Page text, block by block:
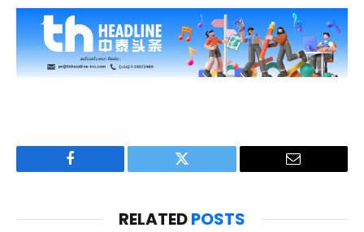
Facebook Twitter Email
RELATEDPOSTS